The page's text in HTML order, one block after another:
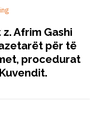
Afrim Gashi
për të
procedurat